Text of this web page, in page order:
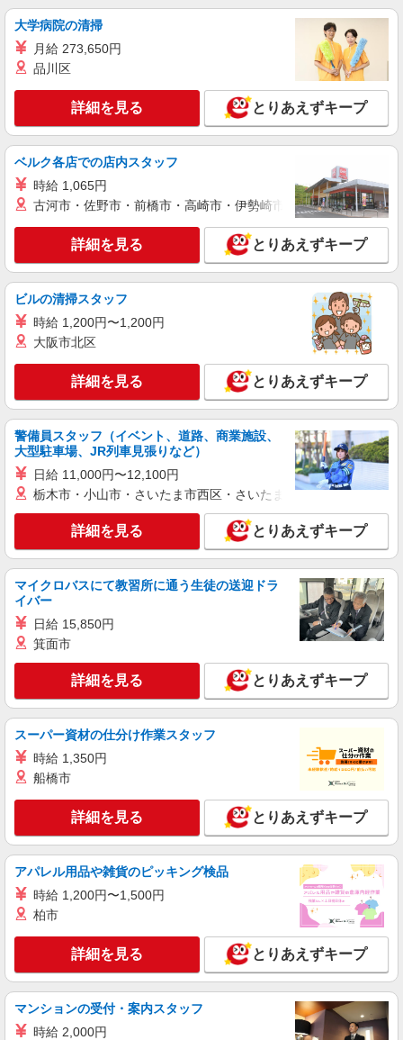
時給1500円〜2150円 ＜日払い有/週払い有/交
通費全支給(ガソリン代含む)＞
キープ 詳細を見る
派遣社員
レバウェル株式会社
［1］介護福祉士 ［2］初任者研修/2級ヘルパ
ー ［3］実務者研修/1級ヘルパー ［4］ケアマ
月給例＞シッカリ稼げるのが魅力♪ 時給1,700円×1
日8h×20日（週5日）＝272,000円
奈良県王寺町 ☆その他、奈良県内に勤務地多
キープ 詳細を見る
大学病院の清掃
月給 273,650円
品川区
詳細を見る とりあえずキープ
ベルク各店での店内スタッフ
時給 1,065円
古河市・佐野市・前橋市・高崎市・伊勢崎市・太田市・館林市
詳細を見る とりあえずキープ
ビルの清掃スタッフ
時給 1,200円〜1,200円
大阪市北区
詳細を見る とりあえずキープ
警備員スタッフ（イベント、道路、商業施設、
大型駐車場、JR列車見張りなど）
日給 11,000円〜12,100円
栃木市・小山市・さいたま市西区・さいたま市岩槻区・久喜市・
詳細を見る とりあえずキープ
マイクロバスにて教習所に通う生徒の送迎ドラ
イバー
日給 15,850円
箕面市
詳細を見る とりあえずキープ
スーパー資材の仕分け作業スタッフ
時給 1,350円
船橋市
詳細を見る とりあえずキープ
アパレル用品や雑貨のピッキング検品
時給 1,200円〜1,500円
柏市
詳細を見る とりあえずキープ
マンションの受付・案内スタッフ
時給 2,000円